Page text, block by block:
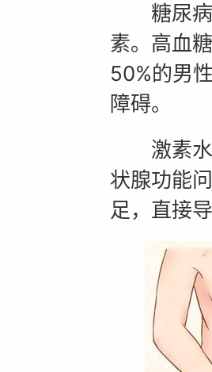
糖尿病
素。高血
50%的男
障碍。
激素水
状腺功能
足，直接